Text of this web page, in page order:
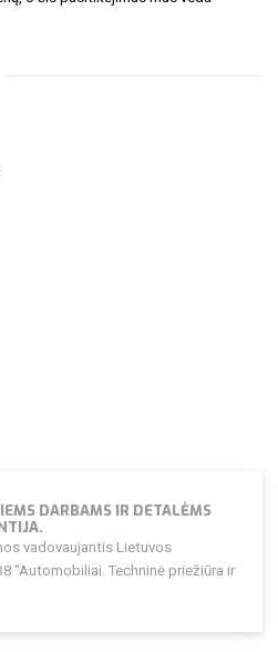
DARBAMS IR DETALĖMS
vadovaujantis Lietuvos
“Automobiliai. Techninė priežiūra ir